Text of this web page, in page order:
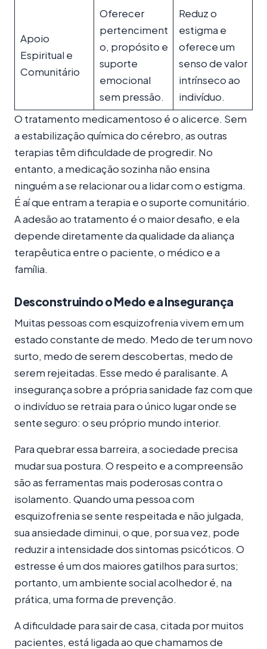
Apoio
Espiritual e
Comunitário
Oferecer
pertenciment
o, propósito e
suporte
emocional
sem pressão.
Reduz o
estigma e
oferece um
senso de valor
intrínseco ao
indivíduo.
O tratamento medicamentoso é o alicerce. Sem
a estabilização química do cérebro, as outras
terapias têm dificuldade de progredir. No
entanto, a medicação sozinha não ensina
ninguém a se relacionar ou a lidar com o estigma.
É aí que entram a terapia e o suporte comunitário.
A adesão ao tratamento é o maior desafio, e ela
depende diretamente da qualidade da aliança
terapêutica entre o paciente, o médico e a
família.
Desconstruindo o Medo e a Insegurança
Muitas pessoas com esquizofrenia vivem em um
estado constante de medo. Medo de ter um novo
surto, medo de serem descobertas, medo de
serem rejeitadas. Esse medo é paralisante. A
insegurança sobre a própria sanidade faz com que
o indivíduo se retraia para o único lugar onde se
sente seguro: o seu próprio mundo interior.
Para quebrar essa barreira, a sociedade precisa
mudar sua postura. O respeito e a compreensão
são as ferramentas mais poderosas contra o
isolamento. Quando uma pessoa com
esquizofrenia se sente respeitada e não julgada,
sua ansiedade diminui, o que, por sua vez, pode
reduzir a intensidade dos sintomas psicóticos. O
estresse é um dos maiores gatilhos para surtos;
portanto, um ambiente social acolhedor é, na
prática, uma forma de prevenção.
A dificuldade para sair de casa, citada por muitos
pacientes, está ligada ao que chamamos de